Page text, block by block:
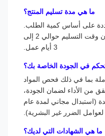
هي مدة تسليم المنتج؟
أساس كمية الطلب.
للطلبات من 1 إلى 50 قطعة، يكون وقت التسليم حوالي 2 إلى
الجودة الخاصة بك؟
في ذلك فحص المواد
الأداء لضمان الجودة،
مجاني لمدة عام
الضرر غير البشرية).
الشهادات التي لديك؟